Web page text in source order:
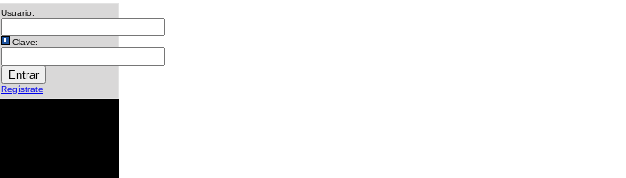
Usuario:
Clave:
Regístrate